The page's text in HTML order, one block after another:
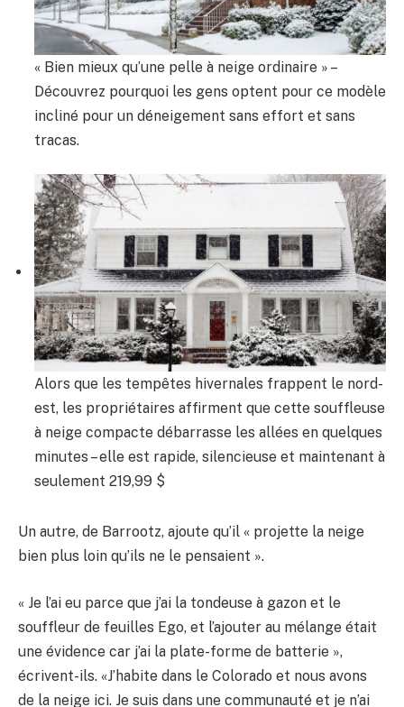
« Bien mieux qu’une pelle à neige ordinaire » –
Découvrez pourquoi les gens optent pour ce modèle
incliné pour un déneigement sans effort et sans
tracas.
Alors que les tempêtes hivernales frappent le nord-
est, les propriétaires affirment que cette souffleuse
à neige compacte débarrasse les allées en quelques
minutes – elle est rapide, silencieuse et maintenant à
seulement 219,99 $
Un autre, de Barrootz, ajoute qu’il « projette la neige
bien plus loin qu’ils ne le pensaient ».
« Je l’ai eu parce que j’ai la tondeuse à gazon et le
souffleur de feuilles Ego, et l’ajouter au mélange était
une évidence car j’ai la plate-forme de batterie »,
écrivent-ils. «J’habite dans le Colorado et nous avons
de la neige ici. Je suis dans une communauté et je n’ai